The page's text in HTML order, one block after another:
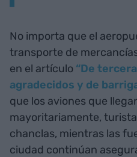
No importa que el
transporte de
en el artículo “De
agradecidos y de
que los aviones que
mayoritariamente,
chanclas, mientras las
ciudad continúan